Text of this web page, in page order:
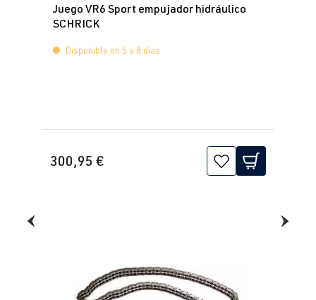
Juego VR6 Sport empujador hidráulico
SCHRICK
Disponible en 5 a 8 días
300,95 €